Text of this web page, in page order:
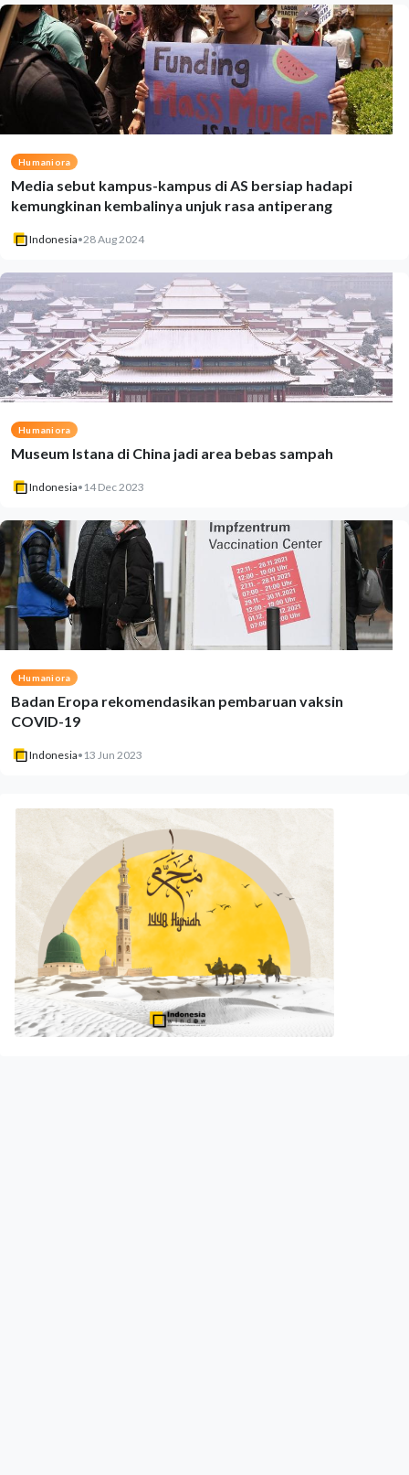
Humaniora
Media sebut kampus-kampus di AS bersiap hadapi
kemungkinan kembalinya unjuk rasa antiperang
Indonesia•28 Aug 2024
Humaniora
Museum Istana di China jadi area bebas sampah
Indonesia• 14 Dec 2023
Humaniora
Badan Eropa rekomendasikan pembaruan vaksin
COVID-19
Indonesia• 13 Jun 2023